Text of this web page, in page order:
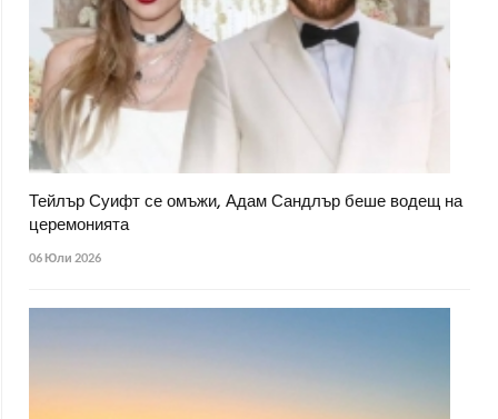
Тейлър Суифт се омъжи, Адам Сандлър беше водещ на
церемонията
06 Юли 2026